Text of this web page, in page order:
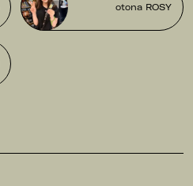
otona ROSY